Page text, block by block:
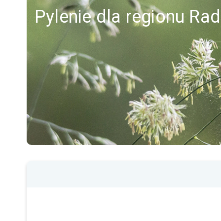
Pylenie dla regionu